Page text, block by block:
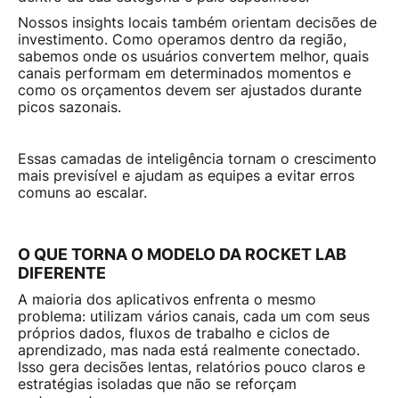
Nossos insights locais também orientam decisões de
investimento. Como operamos dentro da região,
sabemos onde os usuários convertem melhor, quais
canais performam em determinados momentos e
como os orçamentos devem ser ajustados durante
picos sazonais.
Essas camadas de inteligência tornam o crescimento
mais previsível e ajudam as equipes a evitar erros
comuns ao escalar.
O QUE TORNA O MODELO DA ROCKET LAB
DIFERENTE
A maioria dos aplicativos enfrenta o mesmo
problema: utilizam vários canais, cada um com seus
próprios dados, fluxos de trabalho e ciclos de
aprendizado, mas nada está realmente conectado.
Isso gera decisões lentas, relatórios pouco claros e
estratégias isoladas que não se reforçam